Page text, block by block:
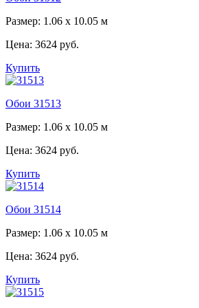
Размер: 1.06 x 10.05 м
Цена: 3624 руб.
Купить
Обои 31513
Размер: 1.06 x 10.05 м
Цена: 3624 руб.
Купить
Обои 31514
Размер: 1.06 x 10.05 м
Цена: 3624 руб.
Купить